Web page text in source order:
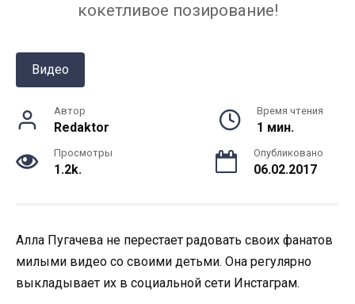
кокетливое позирование!
Видео
Автор
Redaktor
Время чтения
1 мин.
Просмотры
1.2k.
Опубликовано
06.02.2017
Алла Пугачева не перестает радовать своих фанатов
милыми видео со своими детьми. Она регулярно
выкладывает их в социальной сети Инстаграм.